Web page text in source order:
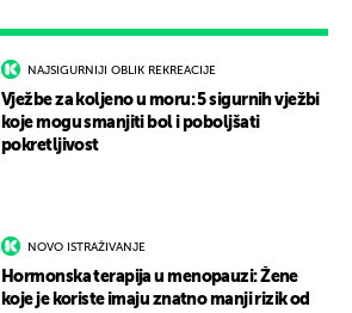
NAJSIGURNIJI OBLIK REKREACIJE
Vježbe za koljeno u moru: 5 sigurnih vježbi
koje mogu smanjiti bol i poboljšati
pokretljivost
NOVO ISTRAŽIVANJE
Hormonska terapija u menopauzi: Žene
koje je koriste imaju znatno manji rizik od